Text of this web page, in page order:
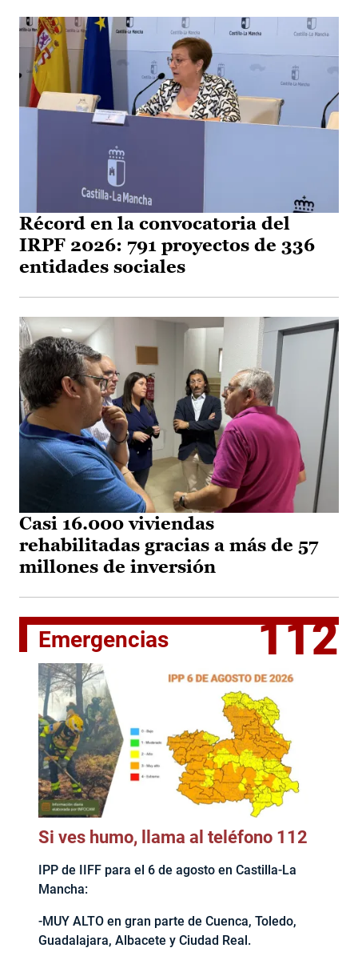
Récord en la convocatoria del
IRPF 2026: 791 proyectos de 336
entidades sociales
Casi 16.000 viviendas
rehabilitadas gracias a más de 57
millones de inversión
Emergencias 112
Si ves humo, llama al teléfono 112
IPP de IIFF para el 6 de agosto en Castilla-La
Mancha:
-MUY ALTO en gran parte de Cuenca, Toledo,
Guadalajara, Albacete y Ciudad Real.